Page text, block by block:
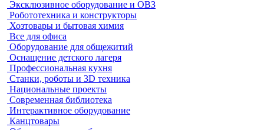
Эксклюзивное оборудование и ОВЗ
Робототехника и конструкторы
Хозтовары и бытовая химия
Все для офиса
Оборудование для общежитий
Оснащение детского лагеря
Профессиональная кухня
Станки, роботы и 3D техника
Национальные проекты
Современная библиотека
Интерактивное оборудование
Канцтовары